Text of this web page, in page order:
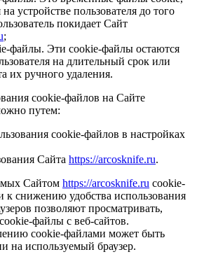
устройстве пользователя до того
покидает Сайт
;
файлы. Эти cookie-файлы остаются
на длительный срок или
их ручного удаления.
cookie-файлов на Сайте
путем:
cookie-файлов в настройках
Сайта https://arcosknife.ru.
Сайтом https://arcosknife.ru cookie-
к снижению удобства использования
позволяют просматривать,
файлы c веб-сайтов.
cookie-файлами может быть
на используемый браузер.